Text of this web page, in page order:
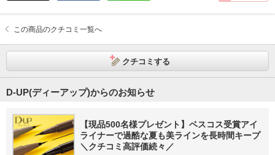
この商品のクチコミ一覧へ
クチコミする
D-UP(ディーアップ)からのお知らせ
【現品500名様プレゼント】ベスコス受賞アイ
ライナーで過酷な夏も美ラインを長時間キープ
＼クチコミ高評価続々／